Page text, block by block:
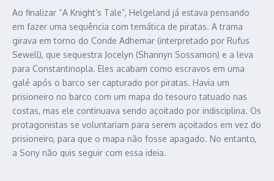
Ao finalizar “A Knight’s Tale”, Helgeland já estava pensando
em fazer uma sequência com temática de piratas. A trama
girava em torno do Conde Adhemar (interpretado por Rufus
Sewell), que sequestra Jocelyn (Shannyn Sossamon) e a leva
para Constantinopla. Eles acabam como escravos em uma
galé após o barco ser capturado por piratas. Havia um
prisioneiro no barco com um mapa do tesouro tatuado nas
costas, mas ele continuava sendo açoitado por indisciplina. Os
protagonistas se voluntariam para serem açoitados em vez do
prisioneiro, para que o mapa não fosse apagado. No entanto,
a Sony não quis seguir com essa ideia.